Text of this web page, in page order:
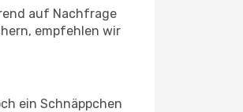
auf Nachfrage
empfehlen wir
ein Schnäppchen